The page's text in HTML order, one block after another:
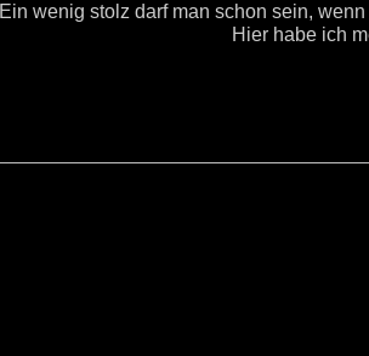
Ein wenig stolz darf man schon sein,
Hier habe ich